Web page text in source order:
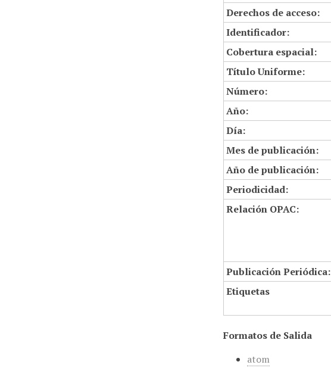
Derechos de acceso:
Identificador:
Cobertura espacial:
Título Uniforme:
Número:
Año:
Día:
Mes de publicación:
Año de publicación:
Periodicidad:
Relación OPAC:
Publicación Periódica:
Etiquetas
Formatos de Salida
atom